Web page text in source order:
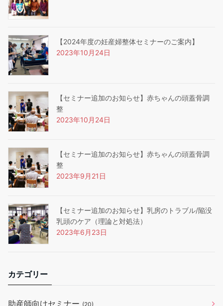
【2024年度の妊産婦整体セミナーのご案内】
2023年10月24日
【セミナー追加のお知らせ】赤ちゃんの頭蓋骨調
整
2023年10月24日
【セミナー追加のお知らせ】赤ちゃんの頭蓋骨調
整
2023年9月21日
【セミナー追加のお知らせ】乳房のトラブル/陥没
乳頭のケア（理論と対処法）
2023年6月23日
カテゴリー
助産師向けセミナー (20)